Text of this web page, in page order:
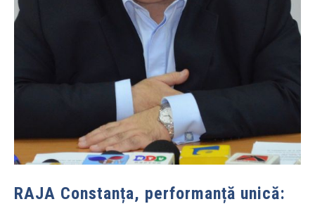
RAJA Constanța, performanță unică: